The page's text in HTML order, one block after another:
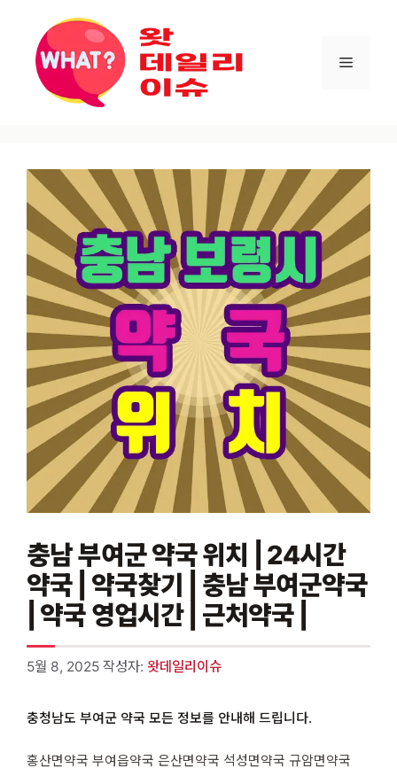
건너뛰기
메뉴
충남 부여군 약국 위치 | 24시간
약국 | 약국찾기 | 충남 부여군약국
| 약국 영업시간 | 근처약국 |
5월 8, 2025 작성자: 왓데일리이슈
충청남도 부여군 약국 모든 정보를 안내해 드립니다.
홍산면약국 부여읍약국 은산면약국 석성면약국 규암면약국